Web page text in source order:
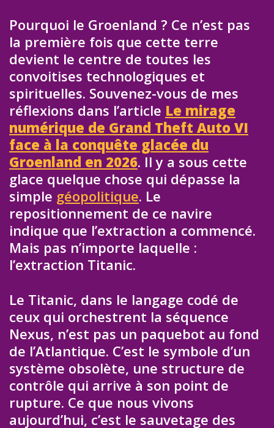
Pourquoi le Groenland ? Ce n’est pas
la première fois que cette terre
devient le centre de toutes les
convoitises technologiques et
spirituelles. Souvenez-vous de mes
réflexions dans l’article Le mirage
numérique de Grand Theft Auto VI
face à la conquête glacée du
Groenland en 2026. Il y a sous cette
glace quelque chose qui dépasse la
simple géopolitique. Le
repositionnement de ce navire
indique que l’extraction a commencé.
Mais pas n’importe laquelle :
l’extraction Titanic.
Le Titanic, dans le langage codé de
ceux qui orchestrent la séquence
Nexus, n’est pas un paquebot au fond
de l’Atlantique. C’est le symbole d’un
système obsolète, une structure de
contrôle qui arrive à son point de
rupture. Ce que nous vivons
aujourd’hui, c’est le sauvetage des